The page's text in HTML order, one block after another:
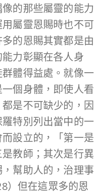
的那些屬靈的能力
屬靈恩賜時也不可
的恩賜其實都是由
力彰顯在各人身
體得益處。就像一
個身體，即使人看
是不可缺少的，因
特別列出當中的一
設立的，「第一是
教師；其次是行異
幫助人的，治理事
）但在這眾多的恩